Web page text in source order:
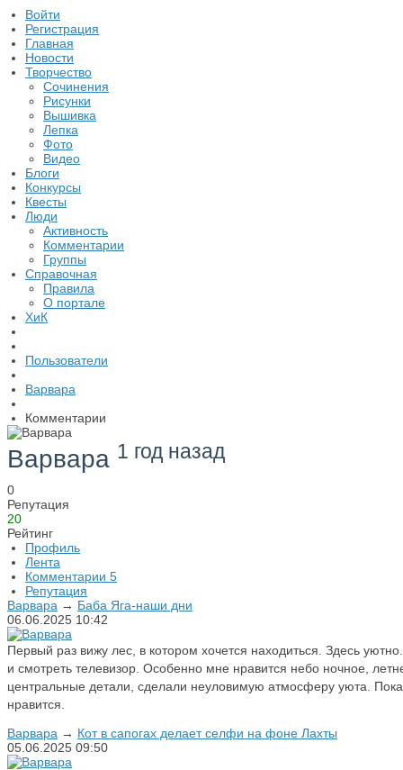
Войти
Регистрация
Главная
Новости
Творчество
Сочинения
Рисунки
Вышивка
Лепка
Фото
Видео
Блоги
Конкурсы
Квесты
Люди
Активность
Комментарии
Группы
Справочная
Правила
О портале
ХиК
Пользователи
Варвара
Комментарии
Варвара 1 год назад
0
Репутация
20
Рейтинг
Профиль
Лента
Комментарии 5
Репутация
Варвара → Баба Яга-наши дни
06.06.2025 10:42
Первый раз вижу лес, в котором хочется находиться. Здесь
и смотреть телевизор. Особенно мне нравится небо ночное,
центральные детали, сделали неуловимую атмосферу уюта.
нравится.
Варвара → Кот в сапогах делает селфи на фоне Лахты
05.06.2025 09:50